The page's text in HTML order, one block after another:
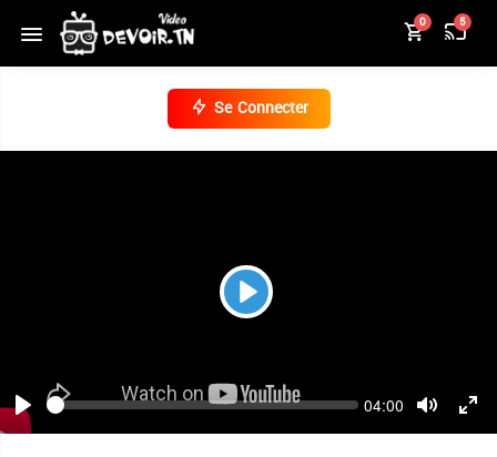
0 5
Se Connecter
Play
Play
Seek Current
04:00